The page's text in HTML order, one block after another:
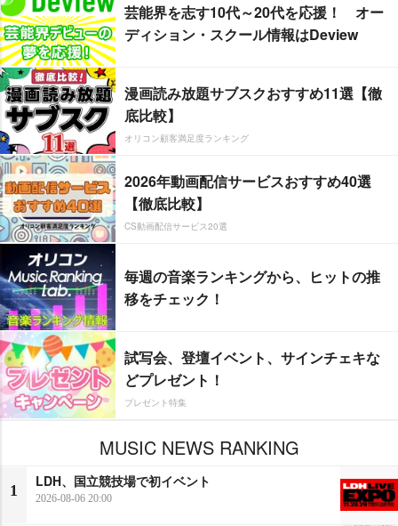
芸能界を志す10代～20代を応援！ オー
ディション・スクール情報はDeview
漫画読み放題サブスクおすすめ11選【徹
底比較】
オリコン顧客満足度ランキング
2026年動画配信サービスおすすめ40選
【徹底比較】
CS動画配信サービス20選
毎週の音楽ランキングから、ヒットの推
移をチェック！
試写会、登壇イベント、サインチェキな
どプレゼント！
プレゼント特集
MUSIC NEWS RANKING
1
LDH、国立競技場で初イベント
2026-08-06 20:00